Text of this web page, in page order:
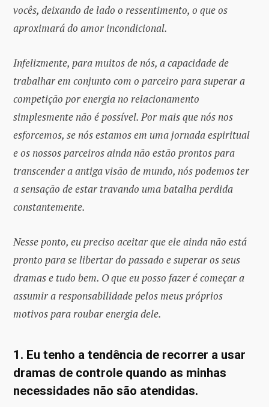
vocês, deixando de lado o ressentimento, o que os
aproximará do amor incondicional.
Infelizmente, para muitos de nós, a capacidade de
trabalhar em conjunto com o parceiro para superar a
competição por energia no relacionamento
simplesmente não é possível. Por mais que nós nos
esforcemos, se nós estamos em uma jornada espiritual
e os nossos parceiros ainda não estão prontos para
transcender a antiga visão de mundo, nós podemos ter
a sensação de estar travando uma batalha perdida
constantemente.
Nesse ponto, eu preciso aceitar que ele ainda não está
pronto para se libertar do passado e superar os seus
dramas e tudo bem. O que eu posso fazer é começar a
assumir a responsabilidade pelos meus próprios
motivos para roubar energia dele.
1. Eu tenho a tendência de recorrer a usar
dramas de controle quando as minhas
necessidades não são atendidas.